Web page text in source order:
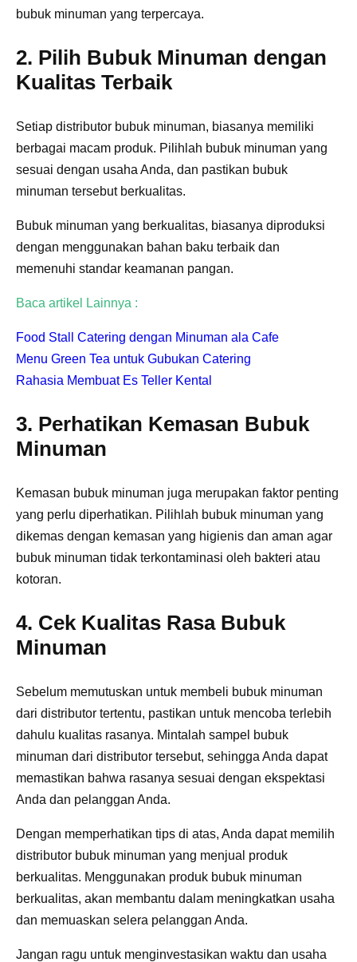
bubuk minuman yang terpercaya.
2. Pilih Bubuk Minuman dengan
Kualitas Terbaik
Setiap distributor bubuk minuman, biasanya memiliki
berbagai macam produk. Pilihlah bubuk minuman yang
sesuai dengan usaha Anda, dan pastikan bubuk
minuman tersebut berkualitas.
Bubuk minuman yang berkualitas, biasanya diproduksi
dengan menggunakan bahan baku terbaik dan
memenuhi standar keamanan pangan.
Baca artikel Lainnya :
Food Stall Catering dengan Minuman ala Cafe
Menu Green Tea untuk Gubukan Catering
Rahasia Membuat Es Teller Kental
3. Perhatikan Kemasan Bubuk
Minuman
Kemasan bubuk minuman juga merupakan faktor penting
yang perlu diperhatikan. Pilihlah bubuk minuman yang
dikemas dengan kemasan yang higienis dan aman agar
bubuk minuman tidak terkontaminasi oleh bakteri atau
kotoran.
4. Cek Kualitas Rasa Bubuk
Minuman
Sebelum memutuskan untuk membeli bubuk minuman
dari distributor tertentu, pastikan untuk mencoba terlebih
dahulu kualitas rasanya. Mintalah sampel bubuk
minuman dari distributor tersebut, sehingga Anda dapat
memastikan bahwa rasanya sesuai dengan ekspektasi
Anda dan pelanggan Anda.
Dengan memperhatikan tips di atas, Anda dapat memilih
distributor bubuk minuman yang menjual produk
berkualitas. Menggunakan produk bubuk minuman
berkualitas, akan membantu dalam meningkatkan usaha
dan memuaskan selera pelanggan Anda.
Jangan ragu untuk menginvestasikan waktu dan usaha